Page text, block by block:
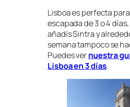
Lisboa es perfecta
escapada de 3 o 4
añadís Sintra y
semana tampoco se
Puedes vernuestra
Lisboa en 3 días.